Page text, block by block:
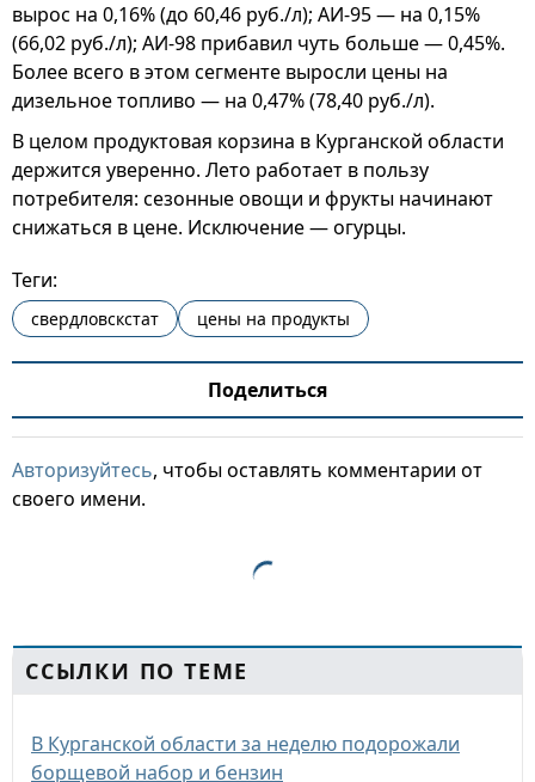
вырос на 0,16% (до 60,46 руб./л); АИ-95 — на 0,15%
(66,02 руб./л); АИ-98 прибавил чуть больше — 0,45%.
Более всего в этом сегменте выросли цены на
дизельное топливо — на 0,47% (78,40 руб./л).
В целом продуктовая корзина в Курганской области
держится уверенно. Лето работает в пользу
потребителя: сезонные овощи и фрукты начинают
снижаться в цене. Исключение — огурцы.
Теги:
свердловскстат цены на продукты
Поделиться
Авторизуйтесь, чтобы оставлять комментарии от
своего имени.
ССЫЛКИ ПО ТЕМЕ
В Курганской области за неделю подорожали
борщевой набор и бензин